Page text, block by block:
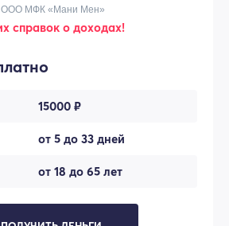
ООО МФК «Мани Мен»
справок о доходах!
15000 ₽
от 5 до 33 дней
от 18 до 65 лет